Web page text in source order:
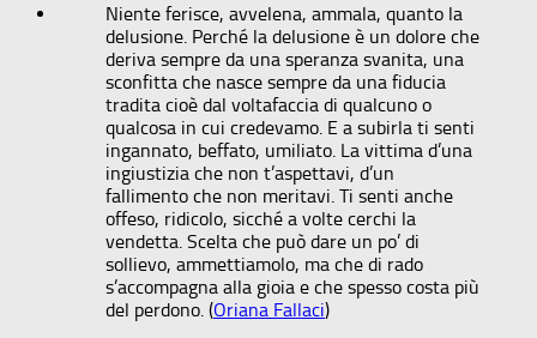
Niente ferisce, avvelena, ammala, quanto la
delusione. Perché la delusione è un dolore che
deriva sempre da una speranza svanita, una
sconfitta che nasce sempre da una fiducia
tradita cioè dal voltafaccia di qualcuno o
qualcosa in cui credevamo. E a subirla ti senti
ingannato, beffato, umiliato. La vittima d’una
ingiustizia che non t’aspettavi, d’un
fallimento che non meritavi. Ti senti anche
offeso, ridicolo, sicché a volte cerchi la
vendetta. Scelta che può dare un po’ di
sollievo, ammettiamolo, ma che di rado
s’accompagna alla gioia e che spesso costa più
del perdono. (Oriana Fallaci)